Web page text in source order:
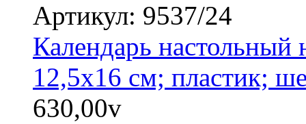
Артикул: 9537/24
Календарь
12,5х16 см; пластик;
630,00v